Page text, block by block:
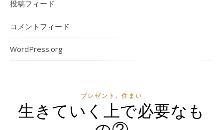
投稿フィード
コメントフィード
WordPress.org
プレゼント , 住まい
生きていく上で必要なも